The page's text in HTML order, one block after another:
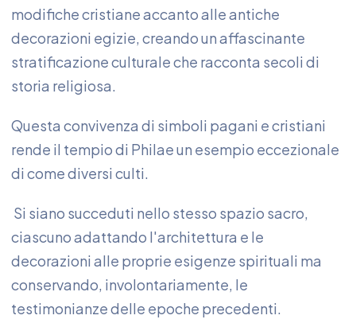
modifiche cristiane accanto alle antiche
decorazioni egizie, creando un affascinante
stratificazione culturale che racconta secoli di
storia religiosa.
Questa convivenza di simboli pagani e cristiani
rende il tempio di Philae un esempio eccezionale
di come diversi culti.
Si siano succeduti nello stesso spazio sacro,
ciascuno adattando l'architettura e le
decorazioni alle proprie esigenze spirituali ma
conservando, involontariamente, le
testimonianze delle epoche precedenti.